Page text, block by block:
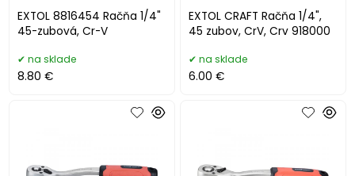
EXTOL 8816454 Račňa 1/4"
45-zubová, Cr-V
na sklade
8.80 €
EXTOL CRAFT Račňa 1/4",
45 zubov, CrV, Crv 918000
na sklade
6.00 €